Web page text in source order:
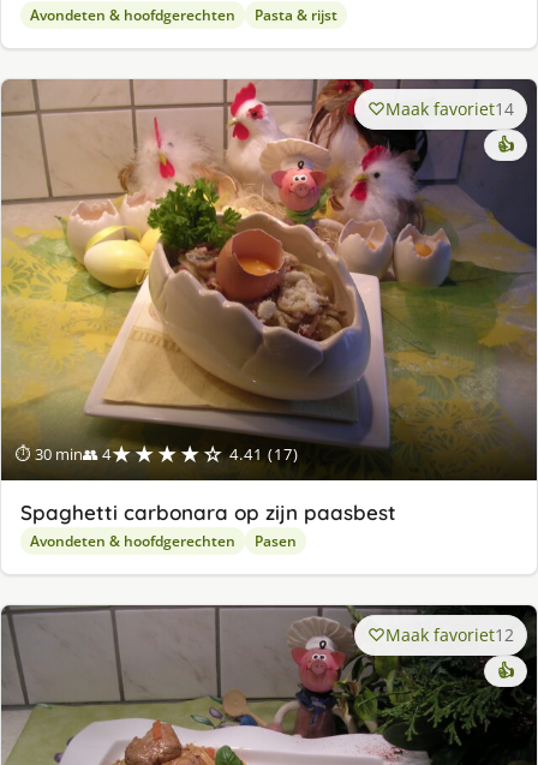
Avondeten & hoofdgerechten Pasta & rijst
⏱ 30 min👥 4★★★★☆ 4.41 (17)
Maak favoriet14
👍
Spaghetti carbonara op zijn paasbest
Avondeten & hoofdgerechten Pasen
Maak favoriet12
👍